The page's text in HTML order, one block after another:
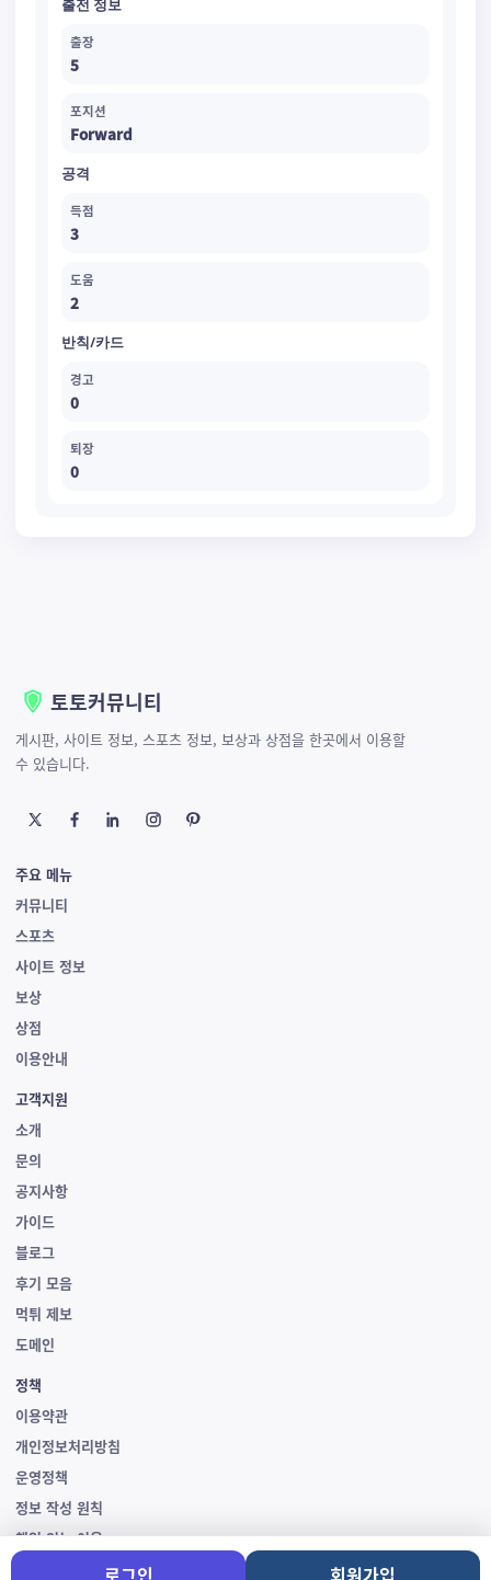
로그인 회원가입
출전 정보
출장
5
포지션
Forward
공격
득점
3
도움
2
반칙/카드
경고
0
퇴장
0
토토커뮤니티
게시판, 사이트 정보, 스포츠 정보, 보상과 상점을 한곳에서 이용할
수 있습니다.
주요 메뉴
커뮤니티
스포츠
사이트 정보
보상
상점
이용안내
고객지원
소개
문의
공지사항
가이드
블로그
후기 모음
먹튀 제보
도메인
정책
이용약관
개인정보처리방침
운영정책
정보 작성 원칙
책임 있는 이용